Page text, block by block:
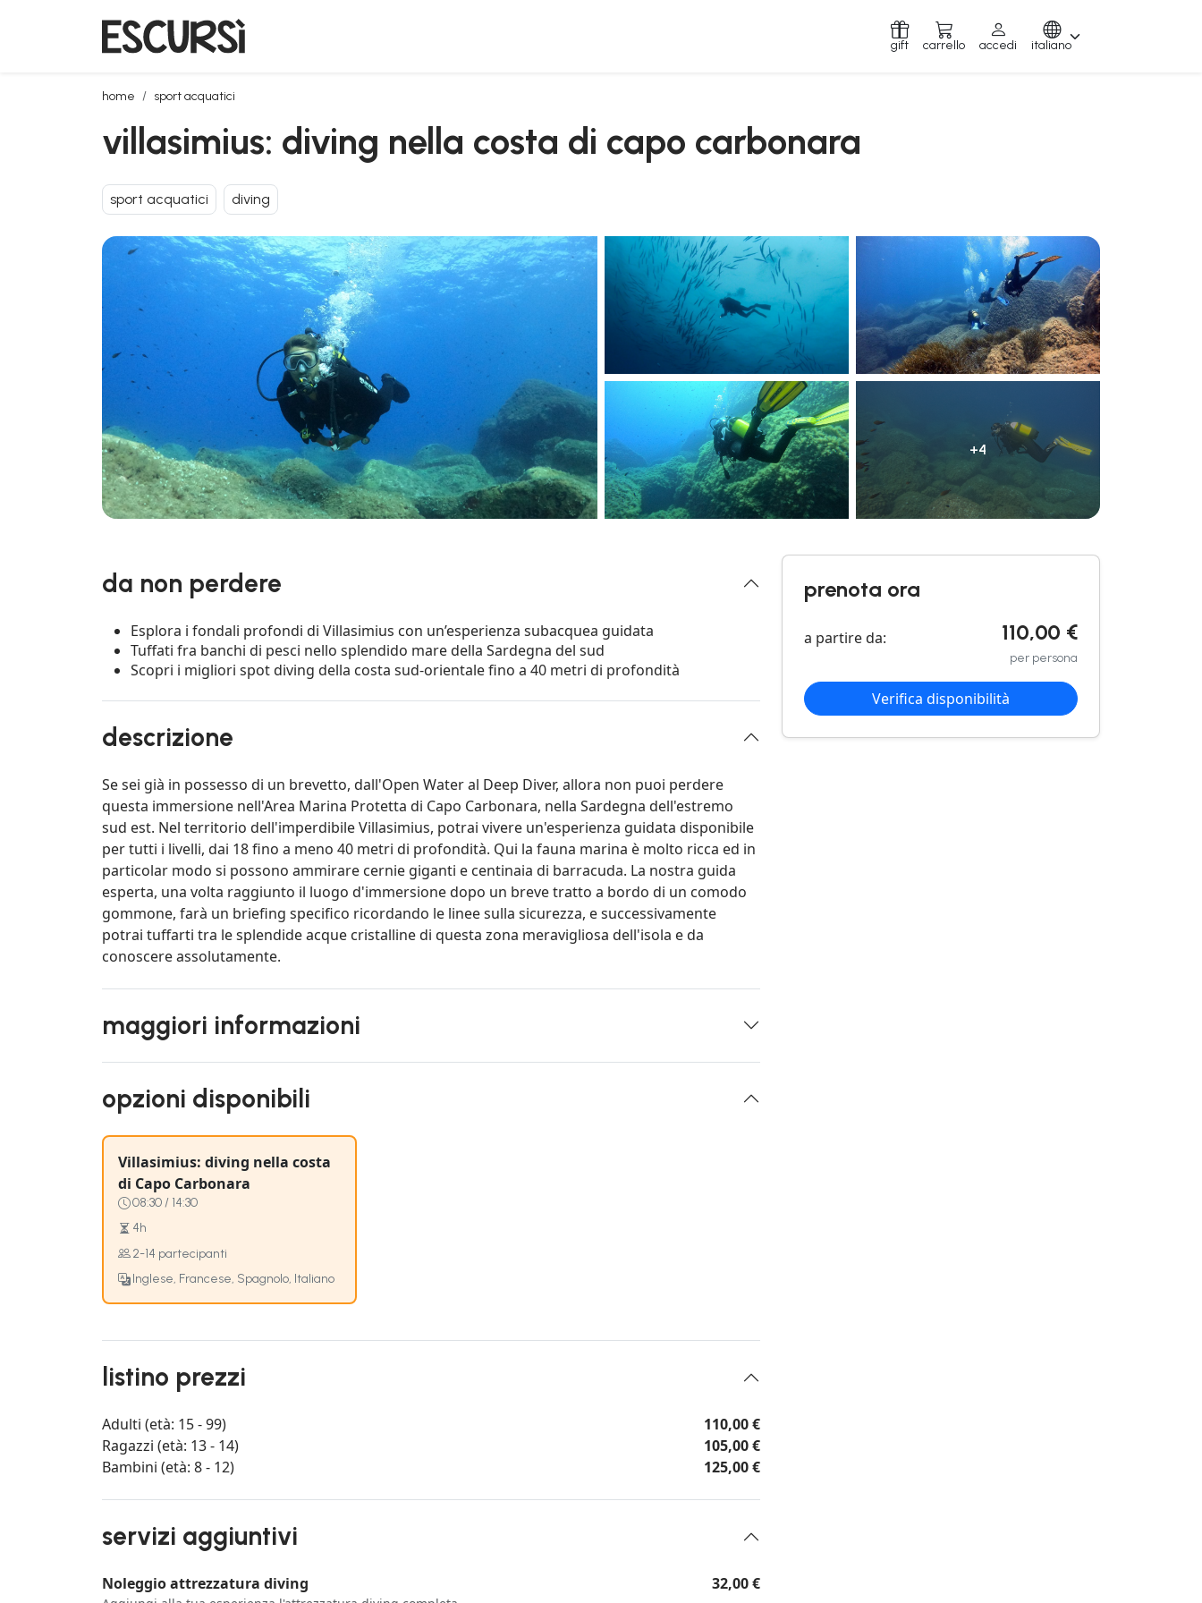
gift carrello accedi italiano
home sport acquatici
villasimius: diving nella costa di capo carbonara
villasimius: diving nella costa di capo carbonara
sport acquatici diving
+4
da non perdere
Esplora i fondali profondi di Villasimius con un’esperienza subacquea guidata
Tuffati fra banchi di pesci nello splendido mare della Sardegna del sud
Scopri i migliori spot diving della costa sud-orientale fino a 40 metri di profondità
descrizione
Se sei già in possesso di un brevetto, dall'Open Water al Deep Diver, allora non puoi perdere
questa immersione nell'Area Marina Protetta di Capo Carbonara, nella Sardegna dell'estremo
sud est. Nel territorio dell'imperdibile Villasimius, potrai vivere un'esperienza guidata disponibile
per tutti i livelli, dai 18 fino a meno 40 metri di profondità. Qui la fauna marina è molto ricca ed in
particolar modo si possono ammirare cernie giganti e centinaia di barracuda. La nostra guida
esperta, una volta raggiunto il luogo d'immersione dopo un breve tratto a bordo di un comodo
gommone, farà un briefing specifico ricordando le linee sulla sicurezza, e successivamente
potrai tuffarti tra le splendide acque cristalline di questa zona meravigliosa dell'isola e da
conoscere assolutamente.
maggiori informazioni
opzioni disponibili
Villasimius: diving nella costa
di Capo Carbonara
08:30 / 14:30
4h
2-14 partecipanti
Inglese, Francese, Spagnolo, Italiano
listino prezzi
Adulti (età: 15 - 99)
110,00 €
Ragazzi (età: 13 - 14)
105,00 €
Bambini (età: 8 - 12)
125,00 €
servizi aggiuntivi
Noleggio attrezzatura diving 32,00 €
prenota ora
a partire da: 110,00 €
per persona
Verifica disponibilità